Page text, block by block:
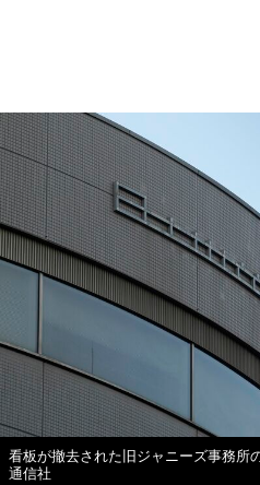
看板が撤去された旧ジャニーズ事務
通信社